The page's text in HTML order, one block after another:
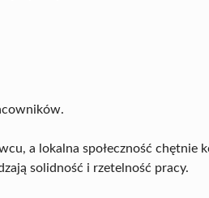
a lokalna społeczność chętnie
solidność i rzetelność pracy.